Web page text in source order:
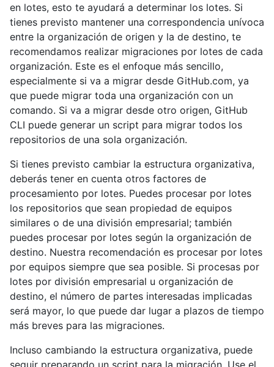
en lotes, esto te ayudará a determinar los lotes. Si
tienes previsto mantener una correspondencia unívoca
entre la organización de origen y la de destino, te
recomendamos realizar migraciones por lotes de cada
organización. Este es el enfoque más sencillo,
especialmente si va a migrar desde GitHub.com, ya
que puede migrar toda una organización con un
comando. Si va a migrar desde otro origen, GitHub
CLI puede generar un script para migrar todos los
repositorios de una sola organización.
Si tienes previsto cambiar la estructura organizativa,
deberás tener en cuenta otros factores de
procesamiento por lotes. Puedes procesar por lotes
los repositorios que sean propiedad de equipos
similares o de una división empresarial; también
puedes procesar por lotes según la organización de
destino. Nuestra recomendación es procesar por lotes
por equipos siempre que sea posible. Si procesas por
lotes por división empresarial u organización de
destino, el número de partes interesadas implicadas
será mayor, lo que puede dar lugar a plazos de tiempo
más breves para las migraciones.
Incluso cambiando la estructura organizativa, puede